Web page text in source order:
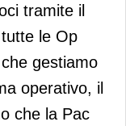
tramite il
le Op
gestiamo
operativo, il
che la Pac